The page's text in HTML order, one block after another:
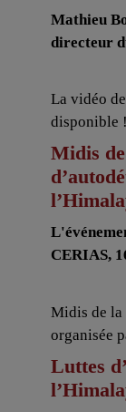
Mathieu
directeur
La vidéo
disponible !
Midis
CERIAS,
Midis de la
organisée
Luttes